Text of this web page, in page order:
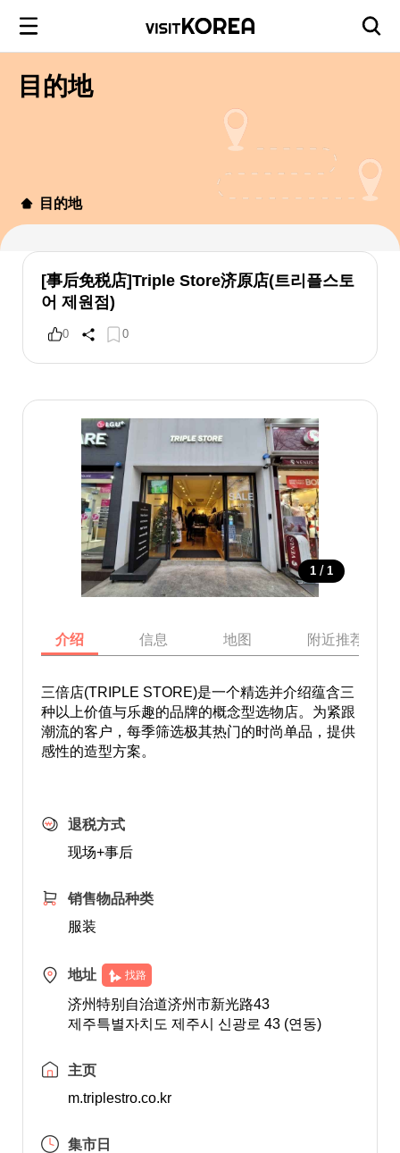
目的地
目的地
[事后免税店]Triple Store济原店(트리플스토
어 제원점)
0 0
1 / 1
介绍 信息 地图 附近推荐景点
三倍店(TRIPLE STORE)是一个精选并介绍蕴含三
种以上价值与乐趣的品牌的概念型选物店。为紧跟
潮流的客户，每季筛选极其热门的时尚单品，提供
感性的造型方案。
退税方式
现场+事后
销售物品种类
服装
地址 找路
济州特别自治道济州市新光路43
제주특별자치도 제주시 신광로 43 (연동)
主页
m.triplestro.co.kr
集市日